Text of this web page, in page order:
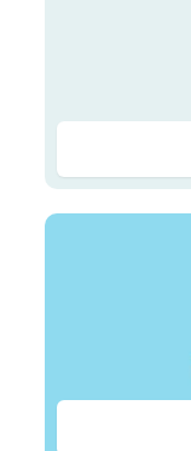
vonkajšia sprcha
Suite
(94 m²)
s privátnym
spálňou majú
Raňajky formou